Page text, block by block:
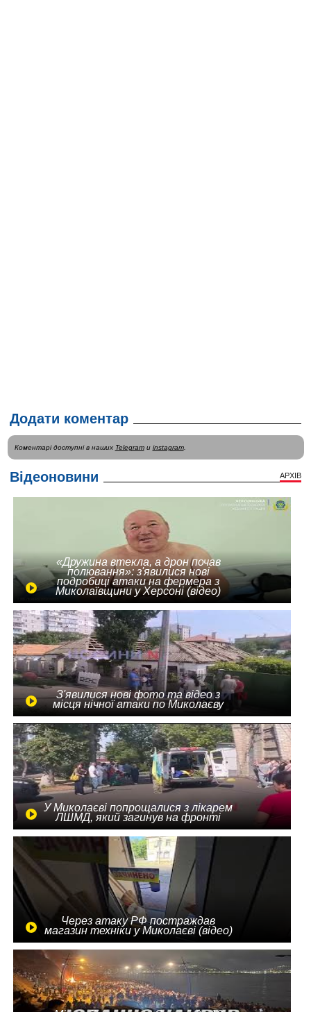
Додати коментар
Коментарі доступні в наших Telegramи instagram.
Відеоновини АРХІВ
«Дружина втекла, а дрон почав
полювання»: з'явилися нові
подробиці атаки на фермера з
Миколаївщини у Херсоні (відео)
З'явилися нові фото та відео з
місця нічної атаки по Миколаєву
У Миколаєві попрощалися з лікарем
ЛШМД, який загинув на фронті
Через атаку РФ постраждав
магазин техніки у Миколаєві (відео)